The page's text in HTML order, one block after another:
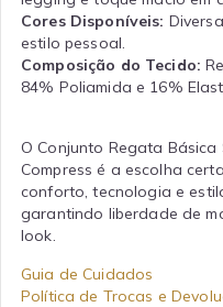
Cores Disponíveis:
estilo pessoal.
Composição do Tecido:
84% Poliamida e 16%
O Conjunto Regata
Compress é a escolha
conforto, tecnologia e
garantindo liberdade de
look.
Guia de Cuidados
Política de Trocas e